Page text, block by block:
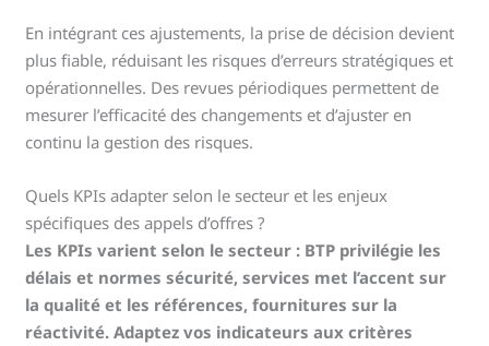
En intégrant ces ajustements, la prise de décision devient
plus fiable, réduisant les risques d’erreurs stratégiques et
opérationnelles. Des revues périodiques permettent de
mesurer l’efficacité des changements et d’ajuster en
continu la gestion des risques.
Quels KPIs adapter selon le secteur et les enjeux
spécifiques des appels d’offres ?
Les KPIs varient selon le secteur : BTP privilégie les
délais et normes sécurité, services met l’accent sur
la qualité et les références, fournitures sur la
réactivité. Adaptez vos indicateurs aux critères